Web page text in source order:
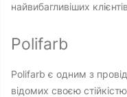
найвибагливіших
Polifarb
Polifarb є одним з
відомих своєю